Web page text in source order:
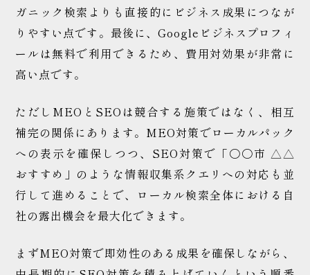
ガニック検索よりも直接的にビジネス成果につなが
りやすい点です。最後に、Googleビジネスプロフィ
ールは無料で利用できるため、費用対効果が非常に
高い点です。
ただしMEOとSEOは競合する施策ではなく、相互
補完の関係にあります。MEO対策でローカルパック
への表示を確保しつつ、SEO対策で「〇〇市 △△
おすすめ」のような情報収集系クエリへの対応も並
行して進めることで、ローカル検索全体における自
社の露出機会を最大化できます。
まずMEO対策で即効性のある成果を確保しながら、